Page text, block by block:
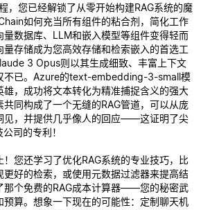
，您已经解锁了从零开始构建RAG系统的魔
如何充当所有组件的粘合剂，简化工作
量数据库、LLM和嵌入模型等组件变得轻而
存储成为您高效存储和检索嵌入的首选工
3 Opus则以其生成细致、丰富上下文
不已。Azure的text-embedding-3-small模
雄，成功将文本转化为精准捕捉含义的强大
共同构成了一个无缝的RAG管道，可以从庞
见，并提供几乎像人的回应——这证明了尖
司的专利！
您还学习了优化RAG系统的专业技巧，比
更好的检索，或使用元数据过滤器来提高结
那个免费的RAG成本计算器——您的秘密武
预算。想象一下现在的可能性：定制聊天机